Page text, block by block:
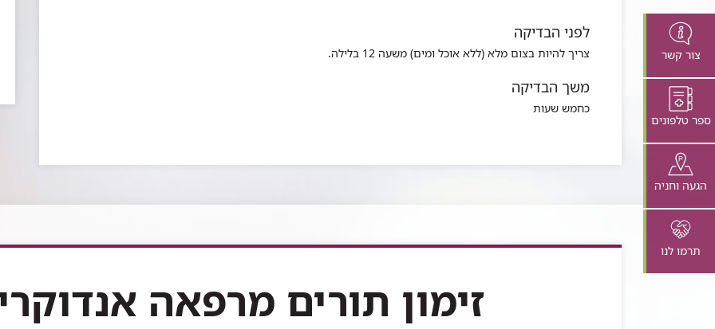
צור קשר
ספר טלפונים
הגעה וחניה
תרמו לנו
לפני הבדיקה
צריך להיות בצום מלא (ללא אוכל ומים) משעה 12 בלילה.
משך הבדיקה
כחמש שעות
זימון תורים מרפאה